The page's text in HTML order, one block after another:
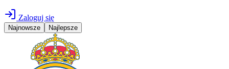
Zaloguj się
Najnowsze Najlepsze